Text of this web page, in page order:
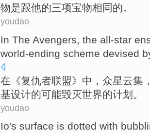
物是跟他的三项宝物相同的。
youdao
In The Avengers, the all-star
world-ending scheme devised
在 《复仇者联盟》中， 众星云集
基设计的可能毁灭世界的计划 。
youdao
Io's surface is dotted with